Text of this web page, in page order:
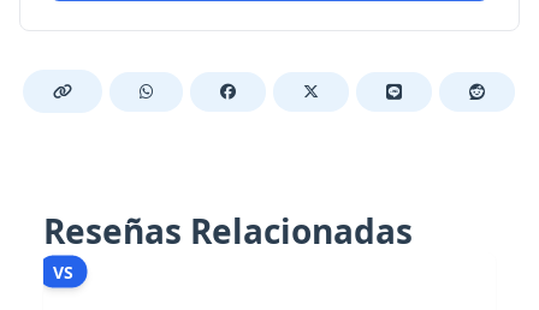
Reseñas Relacionadas
VS